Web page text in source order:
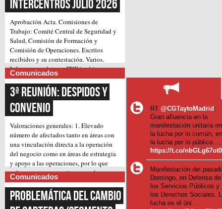
Intercentros Julio 2026
Aprobación Acta.Comisiones de
Trabajo: Comité Central de Seguridad y
Salud, Comisión de Formación y
Comisión de Operaciones.Escritos
recibidos y su contestación.Varios.
Informe completo en PDF (archivo
adjunto)(Continúa)
Comunicados
3ª Reunión: Despidos y
Convenio
Valoraciones generales: 1. Elevado
número de afectados tanto en áreas con
una vinculación directa a la operación
del negocio como en áreas de estrategia
y apoyo a las operaciones, por lo que
valoramos muy negativamente la
pretensión inicial de llevar a cabo, pues
suponen un gran impacto en el trabajo
diario.2. Amenaza de despidos forzosos,
Comunicados
Problemática del cambio
RT@CGTaytoMadrid :
Gran afluencia en la
manifestación unitaria en
la lucha por lo común,
la lucha por lo público.…
https://t.co/nbGLg67ot0
Manifestación del
Domingo, en Defensa de
los Servicios Públicos y
los Derechos Sociales.
lucha es el úni…